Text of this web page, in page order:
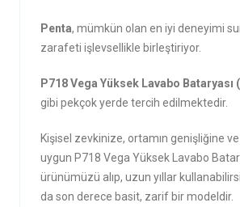
Penta, mümkün olan en iyi deneyimi
zarafeti işlevsellikle birleştiriyor.
P718 Vega Yüksek Lavabo Bataryası
gibi pekçok yerde tercih edilmektedir.
Kişisel zevkinize, ortamın genişliğine
uygun P718 Vega Yüksek Lavabo
ürünümüzü alıp, uzun yıllar
da son derece basit, zarif bir modeldir.